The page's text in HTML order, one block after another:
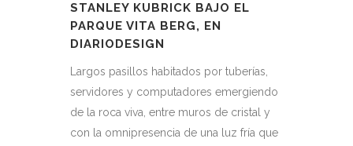
STANLEY KUBRICK BAJO EL
PARQUE VITA BERG, EN
DIARIODESIGN
Largos pasillos habitados por tuberías,
servidores y computadores emergiendo
de la roca viva, entre muros de cristal y
con la omnipresencia de una luz fría que